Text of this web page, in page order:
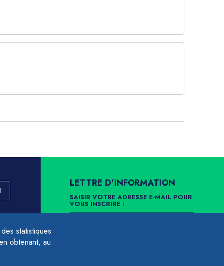
statistiques
obtenant, au
LETTRE D'INFORMATION
SAISIR VOTRE ADRESSE E-MAIL POUR
VOUS INSCRIRE :